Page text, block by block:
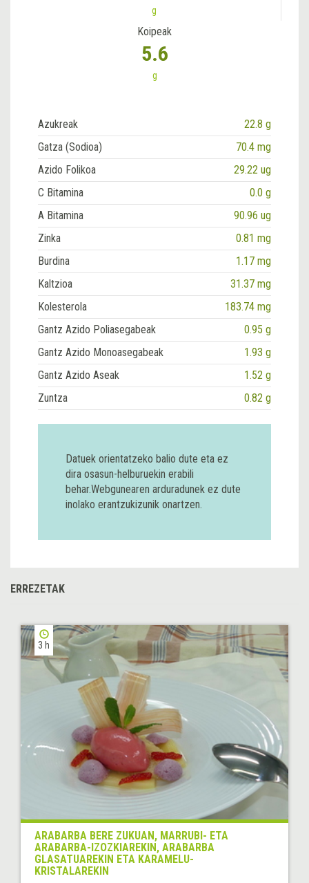
g
Koipeak
5.6
g
Azukreak
22.8 g
Gatza (Sodioa)
70.4 mg
Azido Folikoa
29.22 ug
C Bitamina
0.0 g
A Bitamina
90.96 ug
Zinka
0.81 mg
Burdina
1.17 mg
Kaltzioa
31.37 mg
Kolesterola
183.74 mg
Gantz Azido Poliasegabeak
0.95 g
Gantz Azido Monoasegabeak
1.93 g
Gantz Azido Aseak
1.52 g
Zuntza
0.82 g
Datuek orientatzeko balio dute eta ez
dira osasun-helburuekin erabili
behar.Webgunearen arduradunek ez dute
inolako erantzukizunik onartzen.
ERREZETAK
3 h
ARABARBA BERE ZUKUAN, MARRUBI- ETA
ARABARBA-IZOZKIAREKIN, ARABARBA
GLASATUAREKIN ETA KARAMELU-
KRISTALAREKIN